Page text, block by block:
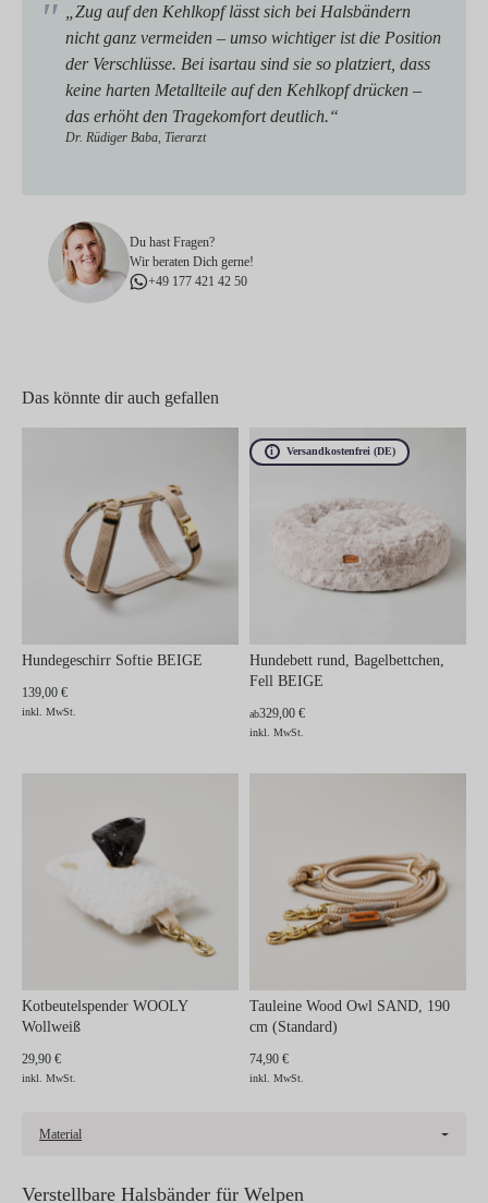
„Zug auf den Kehlkopf lässt sich bei Halsbändern
nicht ganz vermeiden – umso wichtiger ist die Position
der Verschlüsse. Bei isartau sind sie so platziert, dass
keine harten Metallteile auf den Kehlkopf drücken –
das erhöht den Tragekomfort deutlich.“
Dr. Rüdiger Baba, Tierarzt
Du hast Fragen?
Wir beraten Dich gerne!
+49 177 421 42 50
Das könnte dir auch gefallen
Hundegeschirr Softie BEIGE
139,00 €
inkl. MwSt.
Versandkostenfrei (DE)
Hundebett rund, Bagelbettchen,
Fell BEIGE
ab329,00 €
inkl. MwSt.
Kotbeutelspender WOOLY
Wollweiß
29,90 €
inkl. MwSt.
Tauleine Wood Owl SAND, 190
cm (Standard)
74,90 €
inkl. MwSt.
Material
Verstellbare Halsbänder für Welpen